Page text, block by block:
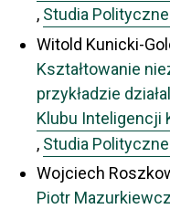
, Studia
Witold Kunicki-
Kształtowanie
przykładzie
Klubu Inteligencji
, Studia
Wojciech
Piotr